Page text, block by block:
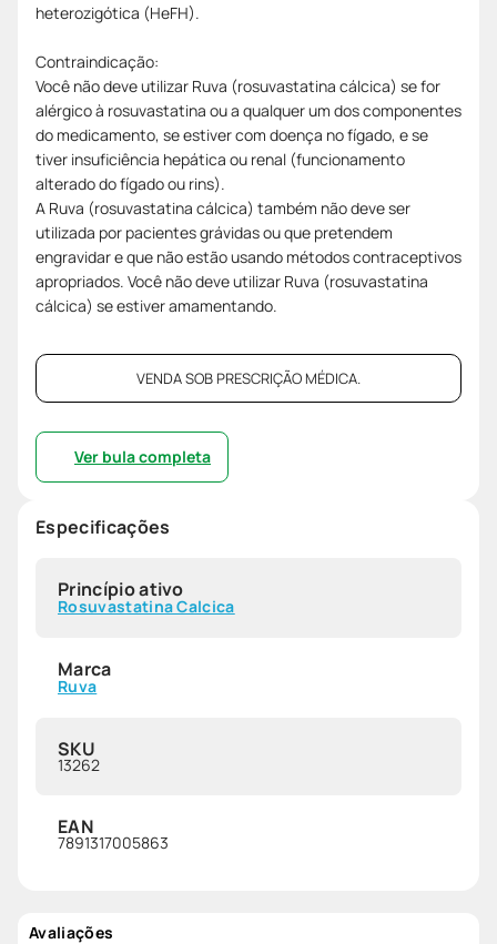
heterozigótica (HeFH).
Contraindicação:
Você não deve utilizar Ruva (rosuvastatina cálcica) se for
alérgico à rosuvastatina ou a qualquer um dos componentes
do medicamento, se estiver com doença no fígado, e se
tiver insuficiência hepática ou renal (funcionamento
alterado do fígado ou rins).
A Ruva (rosuvastatina cálcica) também não deve ser
utilizada por pacientes grávidas ou que pretendem
engravidar e que não estão usando métodos contraceptivos
apropriados. Você não deve utilizar Ruva (rosuvastatina
cálcica) se estiver amamentando.
VENDA SOB PRESCRIÇÃO MÉDICA.
Ver bula completa
Especificações
Princípio ativo
Rosuvastatina Calcica
Marca
Ruva
SKU
13262
EAN
7891317005863
Avaliações